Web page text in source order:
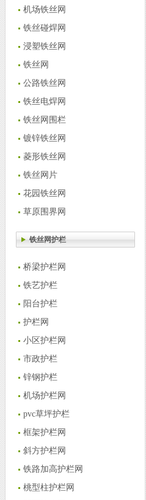
机场铁丝网
铁丝碰焊网
浸塑铁丝网
铁丝网
公路铁丝网
铁丝电焊网
铁丝网围栏
镀锌铁丝网
菱形铁丝网
铁丝网片
花园铁丝网
草原围界网
铁丝网护栏
桥梁护栏网
铁艺护栏
阳台护栏
护栏网
小区护栏网
市政护栏
锌钢护栏
机场护栏网
pvc草坪护栏
框架护栏网
斜方护栏网
铁路加高护栏网
桃型柱护栏网